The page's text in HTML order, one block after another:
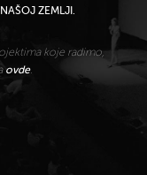
ZEMLJI.
koje radimo,
ovde.